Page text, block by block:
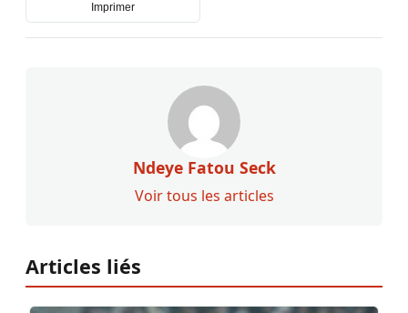
Imprimer
Ndeye Fatou Seck
Voir tous les articles
Articles liés